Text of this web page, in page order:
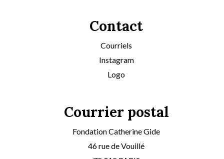
Contact
Courriels
Instagram
Logo
Courrier postal
Fondation Catherine Gide
46 rue de Vouillé